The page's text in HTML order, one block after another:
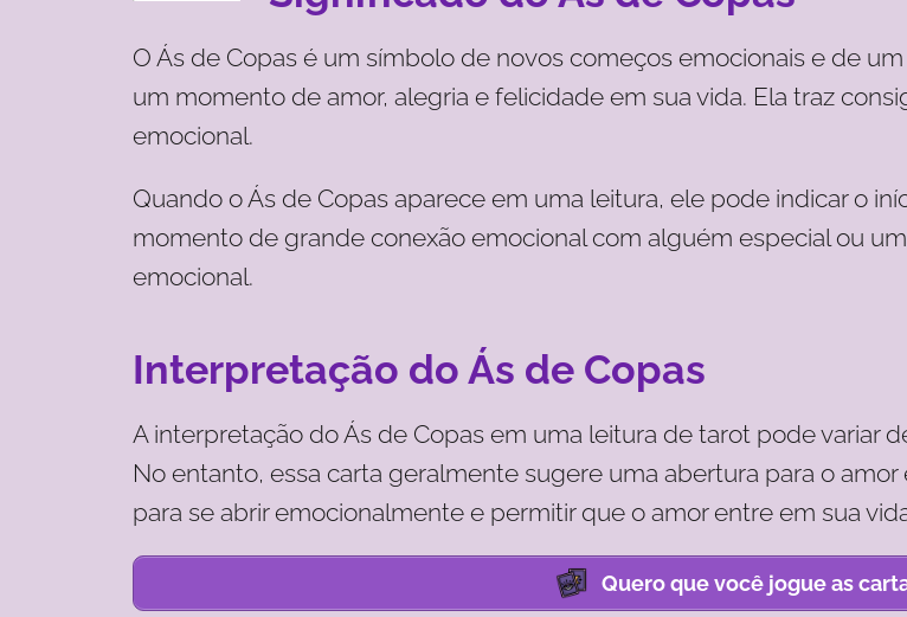
O Ás de Copas é um símbolo de novos começos emocionais e de
um momento de amor, alegria e felicidade em sua vida. Ela traz
emocional.
Quando o Ás de Copas aparece em uma leitura, ele pode indicar o
momento de grande conexão emocional com alguém especial ou
emocional.
Interpretação do Ás de Copas
A interpretação do Ás de Copas em uma leitura de tarot pode variar
No entanto, essa carta geralmente sugere uma abertura para o
para se abrir emocionalmente e permitir que o amor entre em sua
Quero que você jogue as